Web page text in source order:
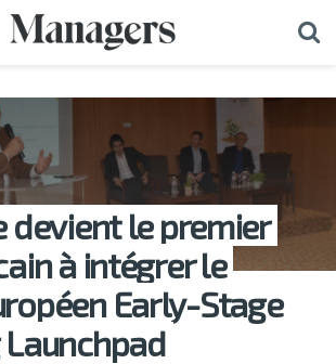
devient le premier
à intégrer le
Early-Stage